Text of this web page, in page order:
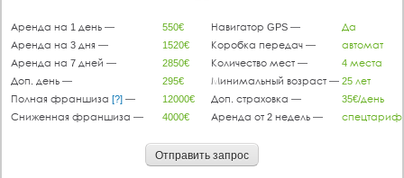
Аренда на 1 день —
Аренда на 3 дня —
Аренда на 7 дней —
Доп. день —
Полная франшиза [?] —
Сниженная франшиза —
550€
1520€
2850€
295€
12000€
4000€
Навигатор GPS —
Коробка передач —
Количество мест —
Минимальный возраст —
Доп. страховка —
Аренда от 2 недель —
Да
автомат
4 места
25 лет
35€/день
спецтариф
Отправить запрос